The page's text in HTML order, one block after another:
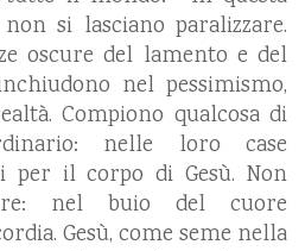
si lasciano paralizzare.
oscure del lamento e del
nel pessimismo,
Compiono qualcosa di
nelle loro case
per il corpo di Gesù. Non
nel buio del cuore
Gesù, come seme nella